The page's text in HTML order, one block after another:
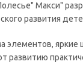
Макси"
развития
элементов, яркие
развитию